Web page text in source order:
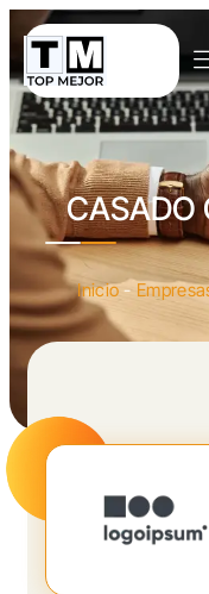
CASADO
Inicio-